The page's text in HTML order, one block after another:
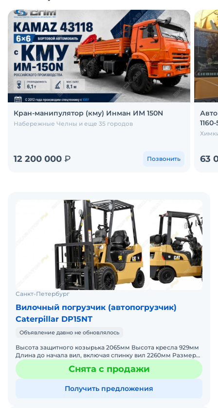
Кран-манипулятор (кму) Инман ИМ 150N
Набережные Челны и еще 35 городов
12 200 000 ₽ Позвонить
1160-
63
Санкт-Петербург
Вилочный погрузчик (автопогрузчик)
Caterpillar DP15NT
Объявление давно не обновлялось
Высота защитного козырька 2065мм Высота кресла 929мм
Длина до начала вил, включая спинку вил 2260мм Размеры
вил: толщина / ширина / длина 35/100/1150мм Обща
Снята с продажи
Получить предложения